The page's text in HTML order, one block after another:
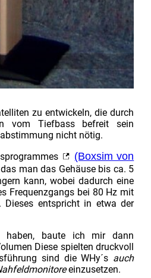
zu entwickeln, die durch
vom Tiefbass befreit sein
nicht nötig.
(Boxsim von
man das Gehäuse bis ca. 5
kann, wobei dadurch eine
Frequenzgangs bei 80 Hz mit
entspricht in etwa der
haben, baute ich mir dann
Diese spielten druckvoll
sind die WHy´s auch
einzusetzen.